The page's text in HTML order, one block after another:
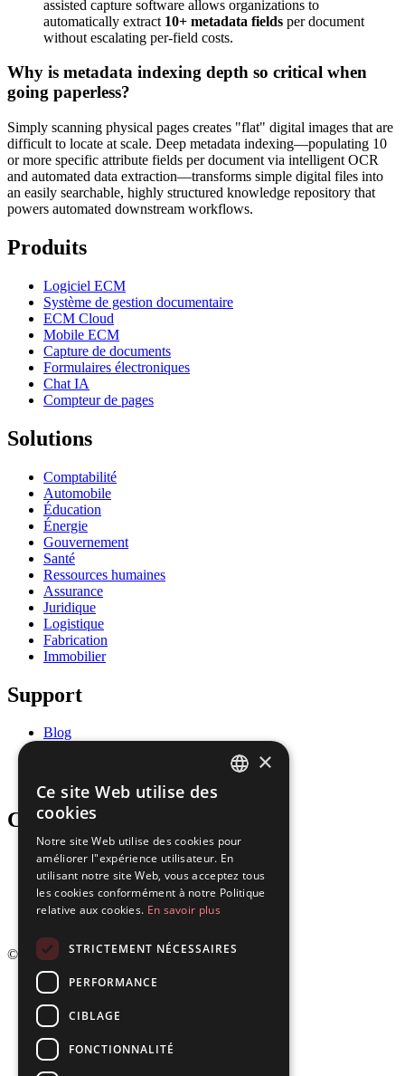
assisted capture software allows organizations to
automatically extract 10+ metadata fields per document
without escalating per-field costs.
Why is metadata indexing depth so critical when
going paperless?
Simply scanning physical pages creates "flat" digital images that are
difficult to locate at scale. Deep metadata indexing—populating 10
or more specific attribute fields per document via intelligent OCR
and automated data extraction—transforms simple digital files into
an easily searchable, highly structured knowledge repository that
powers automated downstream workflows.
Produits
Logiciel ECM
Système de gestion documentaire
ECM Cloud
Mobile ECM
Capture de documents
Formulaires électroniques
Chat IA
Compteur de pages
Solutions
Comptabilité
Automobile
Éducation
Énergie
Gouvernement
Santé
Ressources humaines
Assurance
Juridique
Logistique
Fabrication
Immobilier
Support
Blog
Gartner
Company
Partenaires
Carrières
Nous contacter
Politique de confidentialité
© 2026 Dokmee. All rights reserved.
ENGLISH
SPANISH
PORTUGUESE
×
Ce site Web utilise des
cookies
Notre site Web utilise des cookies pour
améliorer l"expérience utilisateur. En
utilisant notre site Web, vous acceptez tous
les cookies conformément à notre Politique
relative aux cookies. En savoir plus
STRICTEMENT NÉCESSAIRES
PERFORMANCE
CIBLAGE
FONCTIONNALITÉ